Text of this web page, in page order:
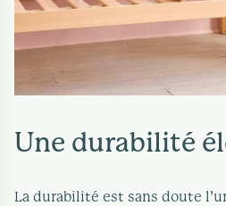
Une durabilité
La durabilité est sans doute